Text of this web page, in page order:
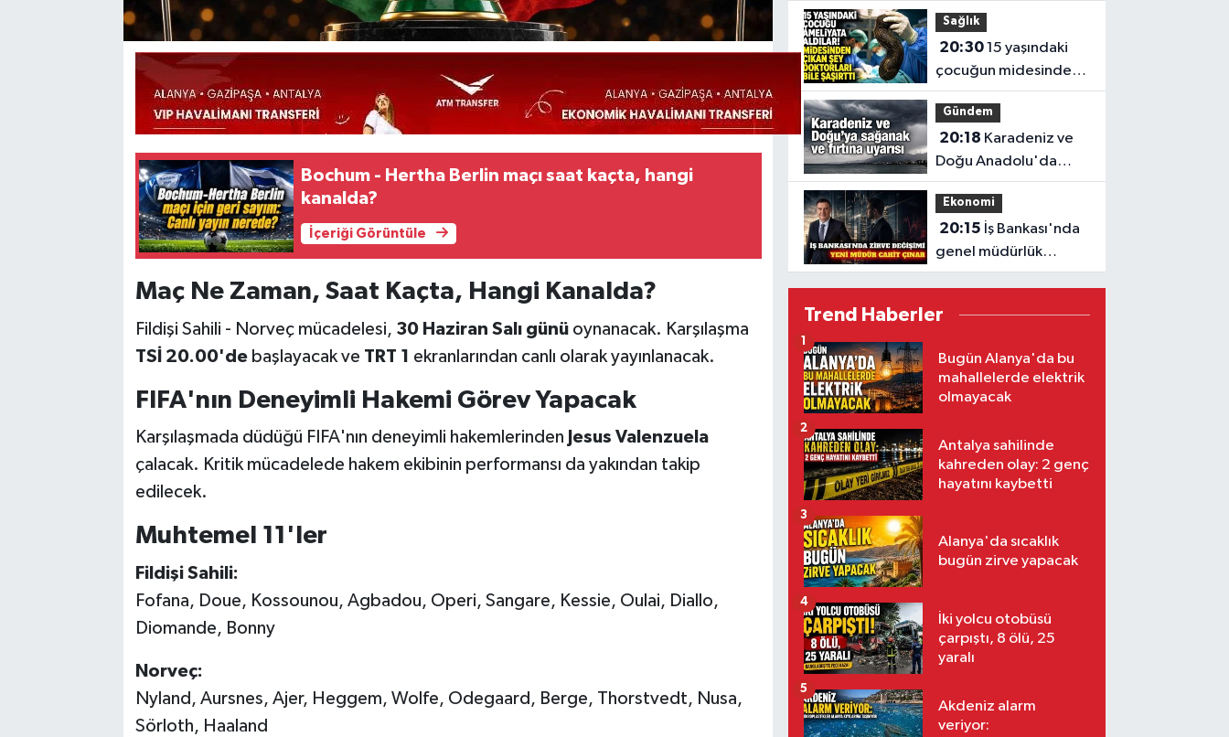
Bochum - Hertha Berlin maçı saat kaçta, hangi
kanalda?
İçeriği Görüntüle
Maç Ne Zaman, Saat Kaçta, Hangi Kanalda?
Fildişi Sahili - Norveç mücadelesi, 30 Haziran Salı günüoynanacak. Karşılaşma
TSİ 20.00'debaşlayacak ve TRT 1 ekranlarından canlı olarak yayınlanacak.
FIFA'nın Deneyimli Hakemi Görev Yapacak
Karşılaşmada düdüğü FIFA'nın deneyimli hakemlerinden Jesus Valenzuela
çalacak. Kritik mücadelede hakem ekibinin performansı da yakından takip
edilecek.
Muhtemel 11'ler
Fildişi Sahili:
Fofana, Doue, Kossounou, Agbadou, Operi, Sangare, Kessie, Oulai, Diallo,
Diomande, Bonny
Norveç:
Nyland, Aursnes, Ajer, Heggem, Wolfe, Odegaard, Berge, Thorstvedt, Nusa,
Sörloth, Haaland
Sağlık
20:3015 yaşındaki
çocuğun midesinden
çıkanlar hayret ettirdi
Gündem
20:18
Doğu Anadolu'da
sağanak ve fırtına
uyarısı
Ekonomi
20:15
genel müdürlük
koltuğuna Cahit Çınar
Trend Haberler
Bugün Alanya'da bu
mahallelerde elektrik
olmayacak
1
Antalya sahilinde
kahreden olay: 2 genç
hayatını kaybetti
2
Alanya'da sıcaklık
bugün zirve yapacak
3
İki yolcu otobüsü
çarpıştı, 8 ölü, 25
yaralı
4
Akdeniz alarm
veriyor:
5